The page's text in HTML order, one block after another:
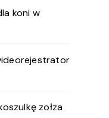
koni w
zołza